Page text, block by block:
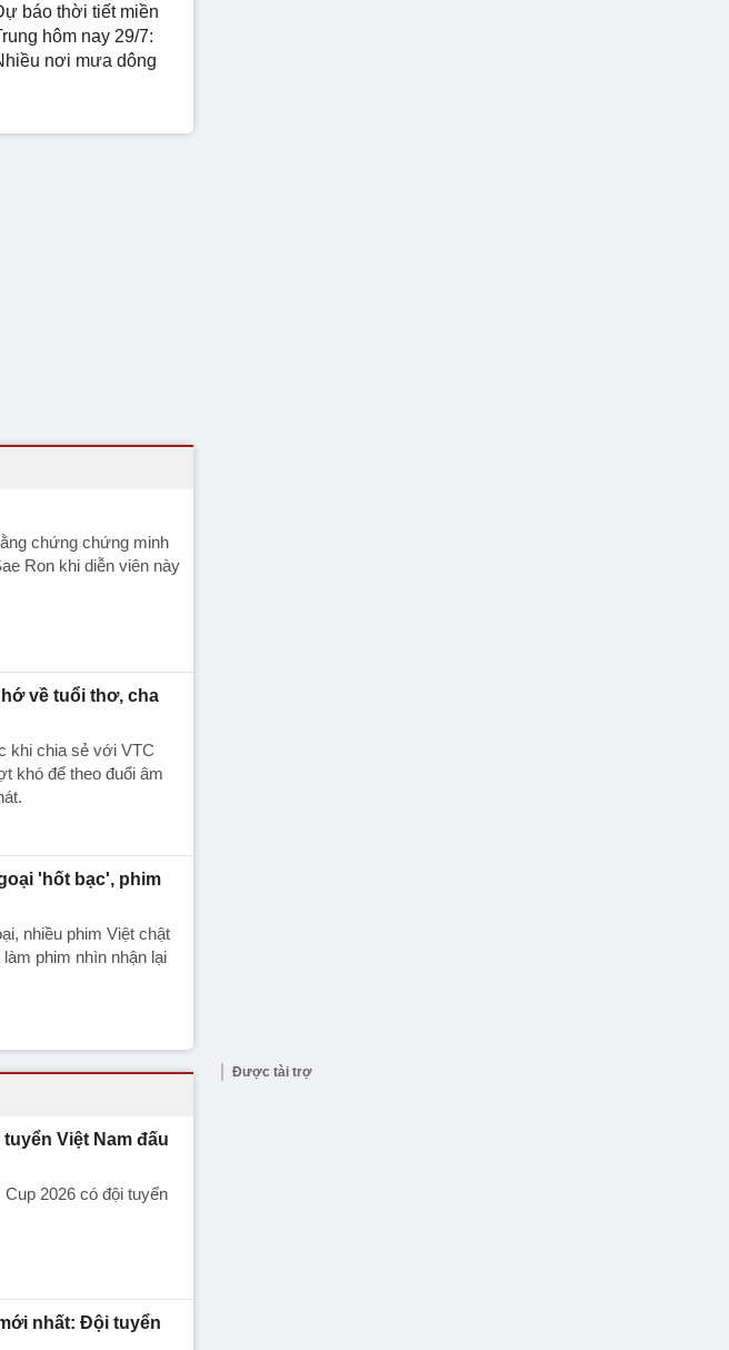
báo thời tiết miền
hôm nay 29/7:
nơi mưa dông
chứng chứng minh
Ron khi diễn viên này
về tuổi thơ, cha
khi chia sẻ với VTC
khó để theo đuổi âm
'hốt bạc', phim
nhiều phim Việt chật
phim nhìn nhận lại
Việt Nam đấu
2026 có đội tuyển
nhất: Đội tuyển
Được tài trợ